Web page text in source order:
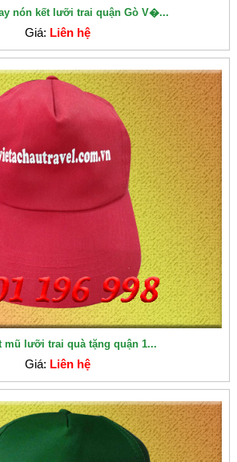
nón kết lưỡi trai quận Gò V�...
Giá: Liên hệ
mũ lưỡi trai quà tặng quận 1...
Giá: Liên hệ